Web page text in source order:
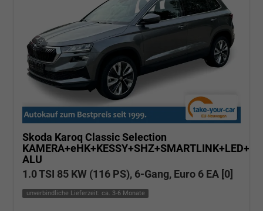
Skoda Karoq Classic Selection
ALU
1.0 TSI 85 KW (116 PS), 6-Gang, Euro 6 EA [0]
unverbindliche Lieferzeit: ca. 3-6 Monate